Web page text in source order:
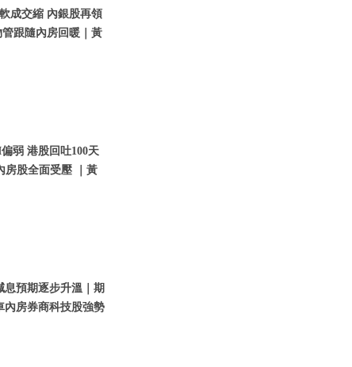
成交縮 內銀股再領
跟隨內房回暖｜黃
弱 港股回吐100天
房股全面受壓 ｜黃
息預期逐步升溫｜期
內房券商科技股強勢